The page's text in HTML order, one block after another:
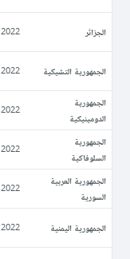
الجزائر 2022
الجمهورية التشيكية 2022
الجمهورية
الدومينيكية
2022
الجمهورية
السلوفاكية
2022
الجمهورية العربية
السورية
2022
الجمهورية اليمنية 2022